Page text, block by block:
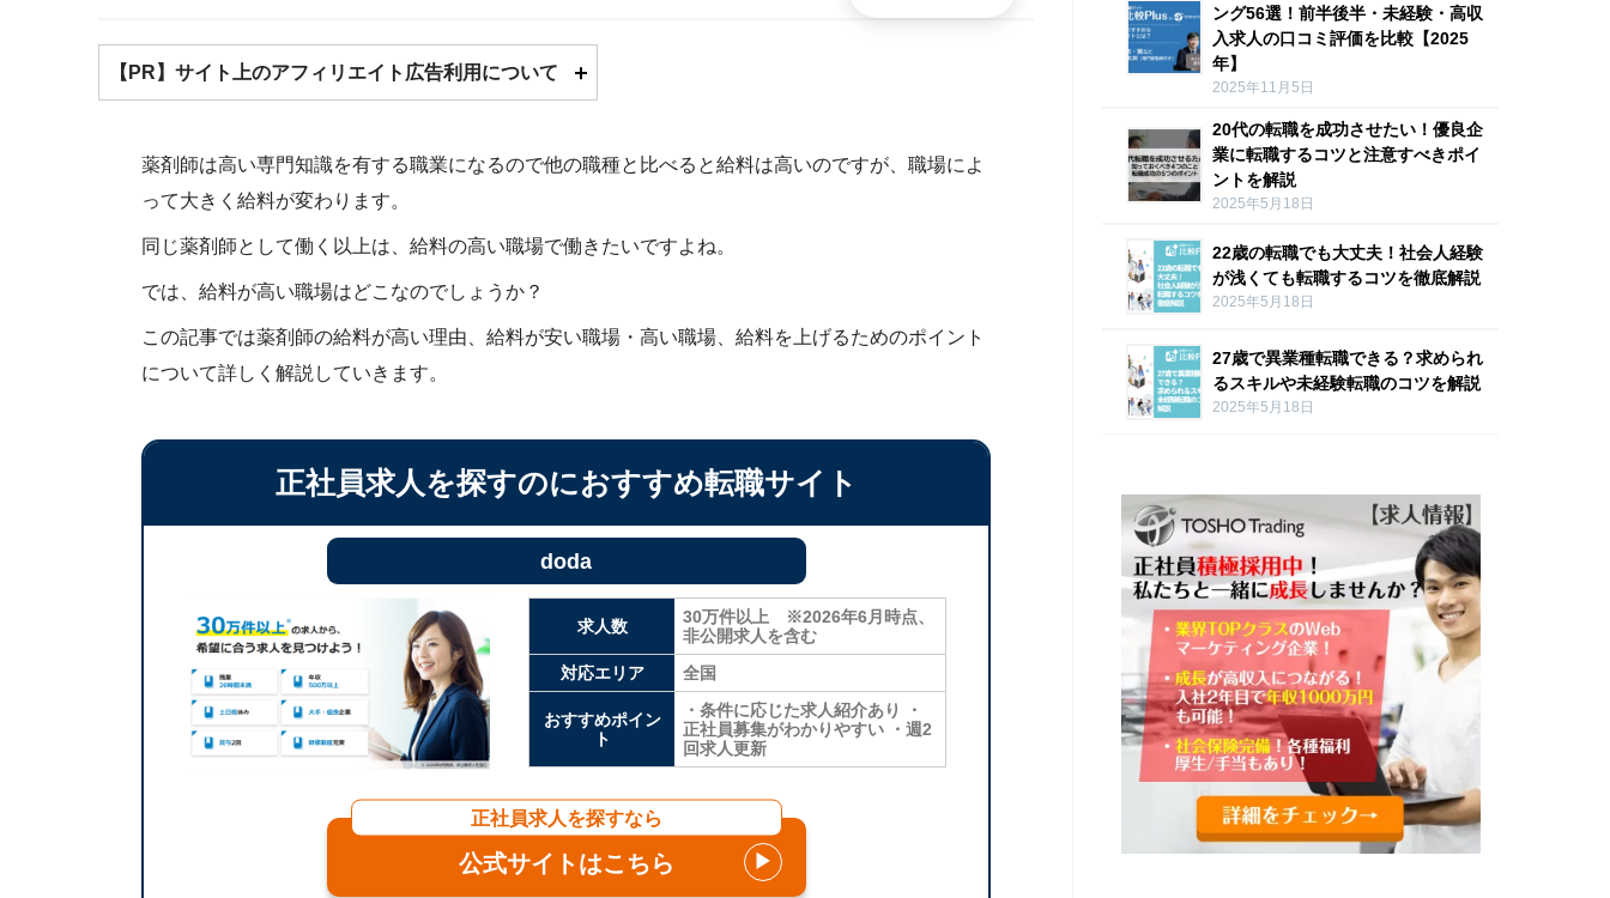
【PR】サイト上のアフィリエイト広告利用について
薬剤師は高い専門知識を有する職業になるので他の職種と比べると給料は高いのですが、職場によ
って大きく給料が変わります。
同じ薬剤師として働く以上は、給料の高い職場で働きたいですよね。
では、給料が高い職場はどこなのでしょうか？
この記事では薬剤師の給料が高い理由、給料が安い職場・高い職場、給料を上げるためのポイント
について詳しく解説していきます。
正社員求人を探すのにおすすめ転職サイト
doda
求人数
30万件以上 ※2026年6月時点、
非公開求人を含む
対応エリア
全国
おすすめポイン
ト
・条件に応じた求人紹介あり ・
正社員募集がわかりやすい ・週2
回求人更新
正社員求人を探すなら
公式サイトはこちら ▶
ング56選！前半後半・未経験・高収
入求人の口コミ評価を比較【2025
年】
2025年11月5日
20代の転職を成功させたい！優良企
業に転職するコツと注意すべきポイ
ントを解説
2025年5月18日
22歳の転職でも大丈夫！社会人経験
が浅くても転職するコツを徹底解説
2025年5月18日
27歳で異業種転職できる？求められ
るスキルや未経験転職のコツを解説
2025年5月18日